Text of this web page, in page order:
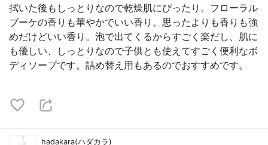
拭いた後もしっとりなので乾燥肌にぴったり。フローラル
ブーケの香りも華やかでいい香り。思ったよりも香りも強
めだけどいい香り。泡で出てくるからすごく楽だし、肌に
も優しい、しっとりなので子供とも使えてすごく便利なボ
ディソープです。詰め替え用もあるのでおすすめです。
hadakara(ハダカラ)